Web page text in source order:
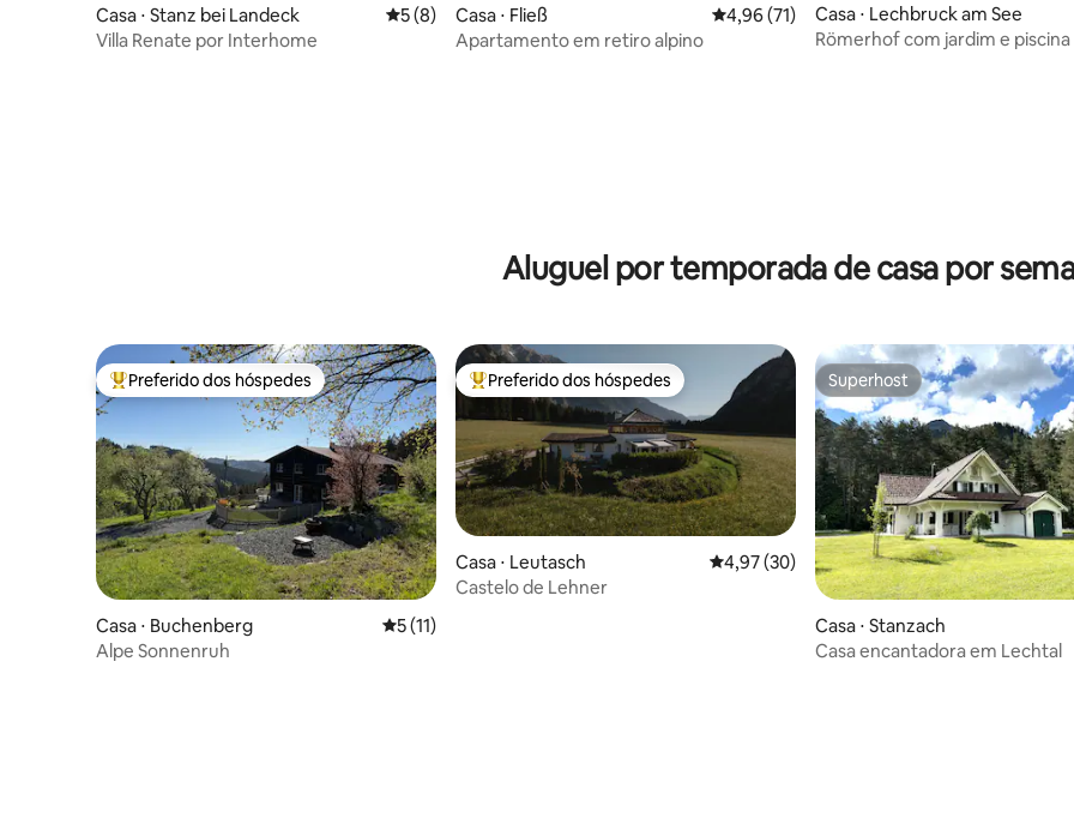
Casa ⋅ Stanz bei Landeck 5 de uma avaliação média de 5, 8 avaliações
5 (8)
Villa Renate por Interhome
Casa ⋅ Fließ 4,96 de uma avaliação média de 5, 71
4,96 (71)
Apartamento em retiro alpino
Casa ⋅ Lechbruck am See
Römerhof com jardim e piscina
Aluguel por temporada de casa por
Entre os melhores preferidos dos hóspedes
Preferido dos hóspedes
Casa ⋅ Buchenberg 5 de uma avaliação média de 5, 11 avaliações
5 (11)
Alpe Sonnenruh
Entre os melhores preferidos dos hóspedes
Preferido dos hóspedes
Casa ⋅ Leutasch 4,97 de uma avaliação média de 5, 30
4,97 (30)
Castelo de Lehner
Superhost
Superhost
Casa ⋅ Stanzach
Casa encantadora em Lechtal